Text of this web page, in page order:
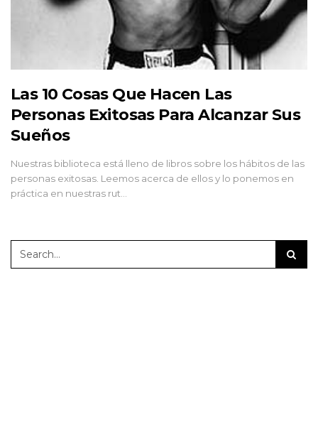
Las 10 Cosas Que Hacen Las
Personas Exitosas Para Alcanzar Sus
Sueños
Nuestras biblioteca está lleno de libros sobre los hábitos de las
personas exitosas. Leemos acerca de ellos y lo ponemos en
práctica en nuestras rut…